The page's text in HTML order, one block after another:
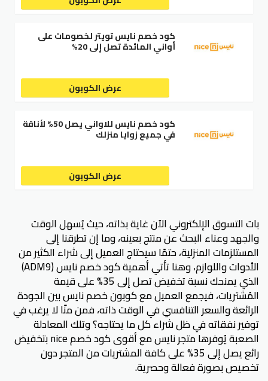
كود خصم نايس تويتر لخصومات على
أواني المائدة تصل إلى 20%
عرض الكوبون
كود خصم نايس للاواني يصل 50% لأناقة
في جميع زوايا منزلك
عرض الكوبون
بات التسوق الإلكتروني الآن غاية بذاته، حيث يُسهل الوقت
والجهد وعناء البحث عن منتج بعينه، وما إن تطرقنا إلى
المستلزمات المنزلية، حتمًا سيحتاج العميل إلى شراء الكثير من
الأدوات واللوازم، وهنا تأتي أهمية كود خصم نايس (ADM9)
الذي يمنحك نسبة تخفيض تصل إلى 35% على قيمة
المُشتريات، فيجمع العميل مع كوبون خصم نايس بين الجودة
الرائعة والسعر التنافسي في الوقت ذاته، فمن منّا لا يرغب في
توفير نفقاته في ظل شراء كل ما يحتاجه؟ وتلك المعادلة
الصعبة يُوفرها متجر نايس مع أقوى كود خصم nice بتخفيض
رائع يصل إلى 35% على كافة المشتريات من المتجر دون
تخصيص بصورة فعالة وحصرية.